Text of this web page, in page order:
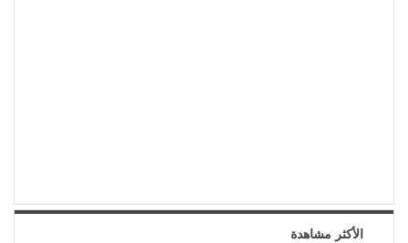
الأكثر مشاهدة